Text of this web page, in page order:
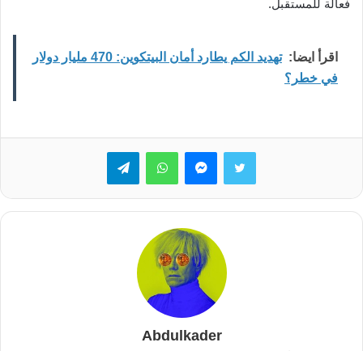
فعالة للمستقبل.
اقرأ ايضا:
تهديد الكم يطارد أمان البيتكوين: 470 مليار دولار
في خطر؟
تويتر ماسنجرواتساب تيلقرام
Abdulkader